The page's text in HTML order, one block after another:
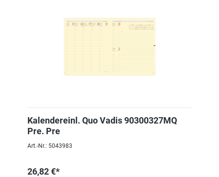
Kalendereinl. Quo Vadis 90300327MQ
Pre. Pre
Art.-Nr.: 5043983
26,82 €*